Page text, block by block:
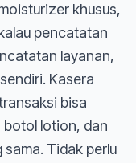
khusus,
pencatatan
layanan,
Kasera
bisa
botol lotion, dan
sama. Tidak perlu